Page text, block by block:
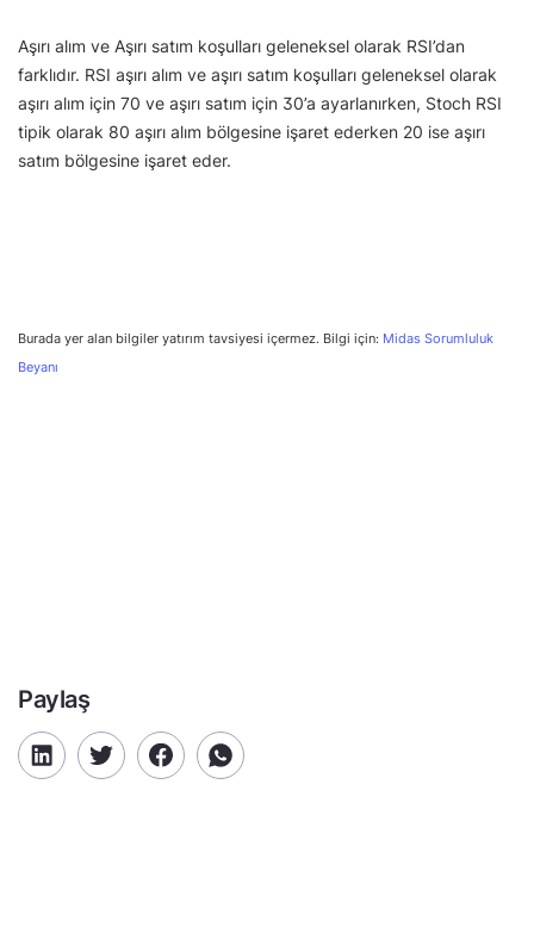
Aşırı alım ve Aşırı satım koşulları geleneksel olarak RSI’dan
farklıdır. RSI aşırı alım ve aşırı satım koşulları geleneksel olarak
aşırı alım için 70 ve aşırı satım için 30’a ayarlanırken, Stoch RSI
tipik olarak 80 aşırı alım bölgesine işaret ederken 20 ise aşırı
satım bölgesine işaret eder.
Burada yer alan bilgiler yatırım tavsiyesi içermez. Bilgi için: Midas Sorumluluk
Beyanı
Paylaş